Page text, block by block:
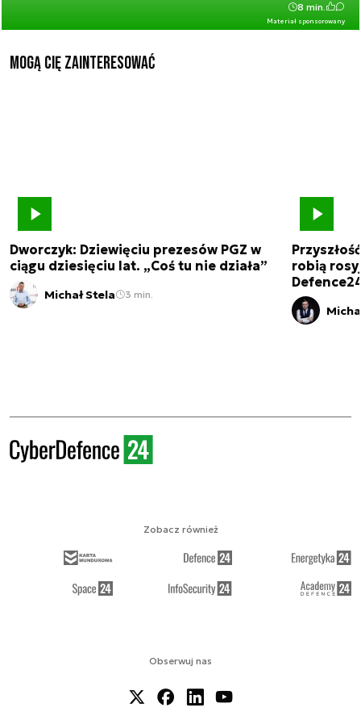
Materiał sponsorowany
8 min.
Mogą Cię zainteresować
Dworczyk: Dziewięciu prezesów PGZ w
ciągu dziesięciu lat. „Coś tu nie działa”
Michał Stela 3 min.
robią
Obserwuj nas
Zobacz również